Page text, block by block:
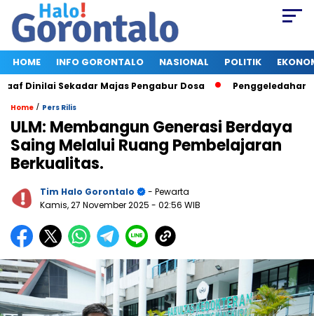
HOME INFO GORONTALO NASIONAL POLITIK
Sekadar Majas Pengabur Dosa Penggeledahan KPK
Home / Pers Rilis
ULM: Membangun Generasi Berdaya
Saing Melalui Ruang Pembelajaran
Berkualitas.
Tim Halo Gorontalo
- Pewarta
Kamis, 27 November 2025 - 02:56 WIB